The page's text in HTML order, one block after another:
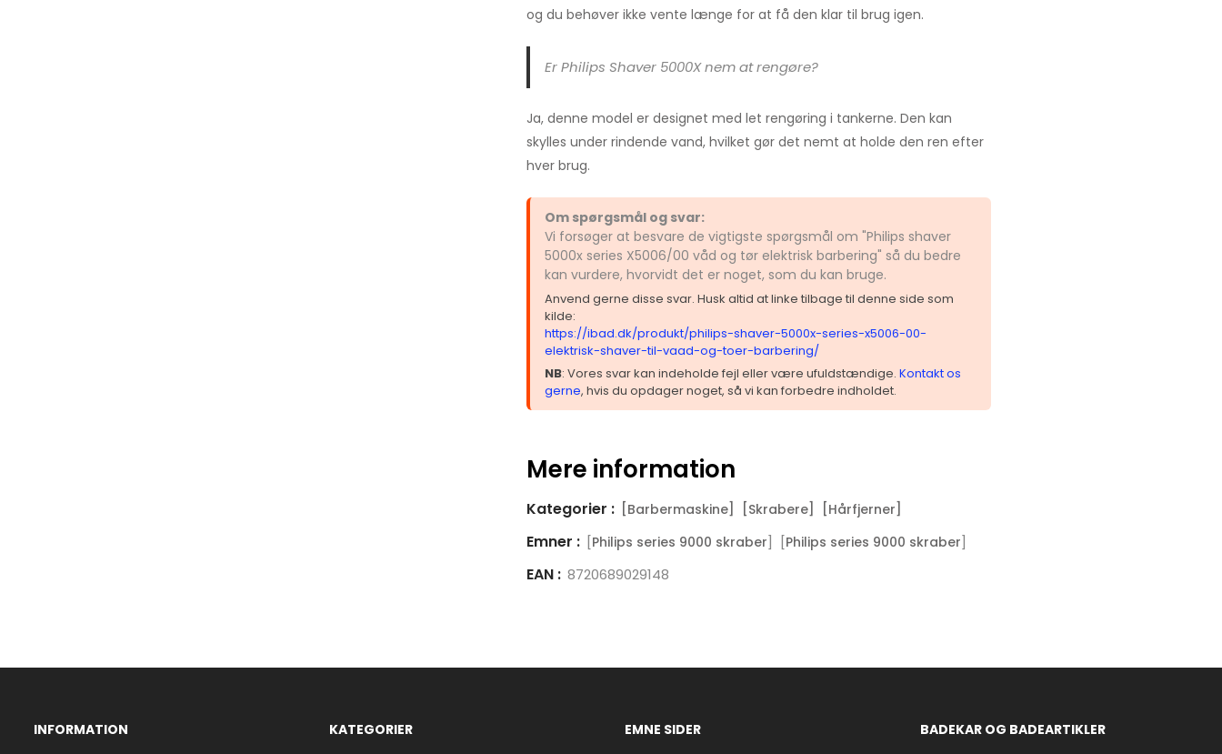
og du behøver ikke vente længe for at få den klar til brug igen.
Er Philips Shaver 5000X nem at rengøre?
Ja, denne model er designet med let rengøring i tankerne. Den kan
skylles under rindende vand, hvilket gør det nemt at holde den ren efter
hver brug.
Om spørgsmål og svar:
Vi forsøger at besvare de vigtigste spørgsmål om "Philips shaver
5000x series X5006/00 våd og tør elektrisk barbering" så du bedre
kan vurdere, hvorvidt det er noget, som du kan bruge.
Anvend gerne disse svar. Husk altid at linke tilbage til denne side som
kilde:
https://ibad.dk/produkt/philips-shaver-5000x-series-x5006-00-
elektrisk-shaver-til-vaad-og-toer-barbering/
NB: Vores svar kan indeholde fejl eller være ufuldstændige. Kontakt os
gerne, hvis du opdager noget, så vi kan forbedre indholdet.
Mere information
Kategorier : [Barbermaskine] [Skrabere] [Hårfjerner]
Emner : [Philips series 9000 skraber] [Philips series 9000 skraber]
EAN : 8720689029148
INFORMATION KATEGORIER EMNE SIDER BADEKAR OG BADEARTIKLER